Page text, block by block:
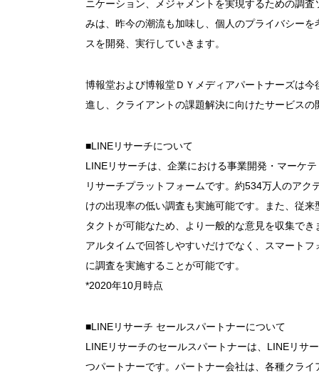
ニケーション、メジャメントを実現するための調
みは、昨今の潮流も加味し、個人のプライバシー
スを開発、実行していきます。
博報堂および博報堂ＤＹメディアパートナーズは
進し、クライアントの課題解決に向けたサービス
■LINEリサーチについて
LINEリサーチは、企業における事業開発・マーケ
リサーチプラットフォームです。約534万人のア
けの出現率の低い調査も実施可能です。また、従
タクトが可能なため、より一般的な意見を収集で
アルタイムで回答しやすいだけでなく、スマート
に調査を実施することが可能です。
*2020年10月時点
■LINEリサーチ セールスパートナーについて
LINEリサーチのセールスパートナーは、LINEリサ
つパートナーです。パートナー会社は、各種クラ